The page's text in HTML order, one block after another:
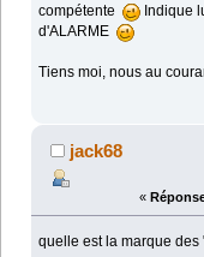
compétente
Indique
d'ALARME
Tiens moi, nous au
jack68
«
quelle est la marque des